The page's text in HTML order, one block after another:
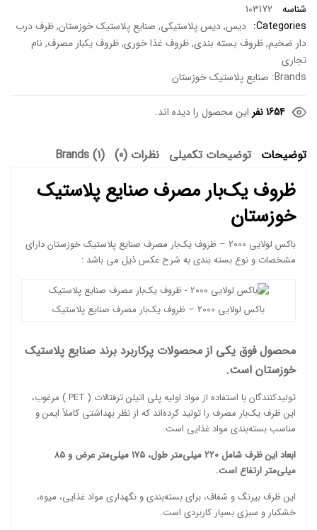
شناسه
103172
Categories:
دیس,دیس پلاستیکی, صنایع پلاستیک خوزستان,ظرف درب
دار ضخیم,ظروف بسته بندی,ظروف غذا خوری,ظروف یکبار مصرف, نام
تجاری
Brands: صنایع پلاستیک خوزستان
1654 نفر این محصول را دیده اند.
توضیحات توضیحات تکمیلی نظرات (0) Brands (1)
ظروف یک‌بار مصرف صنایع پلاستیک
خوزستان
باکس لولایی 2000 – ظروف یک‌بار مصرف صنایع پلاستیک خوزستان دارای
مشخصات و نوع بسته بندی به شرح عکس ذیل می باشد :
باکس لولایی 2000 – ظروف یک‌بار مصرف صنایع پلاستیک
محصول فوق یکی از محصولات پرکاربرد برند صنایع پلاستیک
خوزستان است.
تولیدکنندگان با استفاده از مواد اولیهپلی اتیلن ترفتالات ( PET )
مرغوب،
این ظرف یک‌بار مصرف را تولید کرده‌اند که از نظر بهداشتی کاملاً ایمن و
مناسب بسته‌بندی مواد غذایی است.
ابعاد این ظرف شامل 220 میلی‌متر طول، 175 میلی‌متر عرض و 85
میلی‌متر ارتفاع است.
این ظرف بیرنگ و شفاف، برای بسته‌بندی و نگهداری مواد غذایی، میوه،
خشکبار و سبزی بسیار کاربردی است.